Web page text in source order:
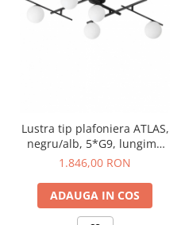
Lustra tip plafoniera ATLAS,
negru/alb, 5*G9, lungime
106 cm - IDEAL LUX
1.846,00 RON
ADAUGA IN COS